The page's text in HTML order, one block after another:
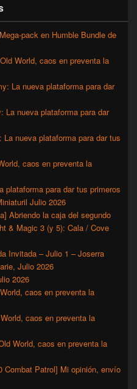
pack en Humble Bundle de
World, caos en preventa la
La nueva plataforma para dar
La nueva plataforma para dar
La nueva plataforma para dar tus
caos en preventa la
plataforma para dar tus primeros
Julio 2026
Abriendo la caja del segundo
& Magic 3 (y 5): Cala / Cove
Invitada – Julio 1 – Joserra
Julio 2026
2026
caos en preventa la
caos en preventa la
World, caos en preventa la
Combat Patrol] Mi opinión, envío